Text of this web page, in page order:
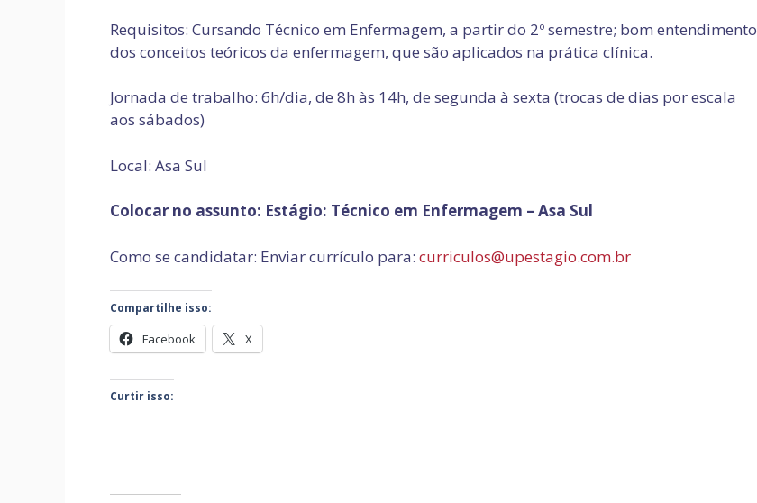
Requisitos: Cursando Técnico em Enfermagem, a partir do 2º semestre; bom entendimento
dos conceitos teóricos da enfermagem, que são aplicados na prática clínica.
Jornada de trabalho: 6h/dia, de 8h às 14h, de segunda à sexta (trocas de dias por escala
aos sábados)
Local: Asa Sul
Colocar no assunto: Estágio: Técnico em Enfermagem – Asa Sul
Como se candidatar: Enviar currículo para: curriculos@upestagio.com.br
Compartilhe isso:
Facebook X
Curtir isso: